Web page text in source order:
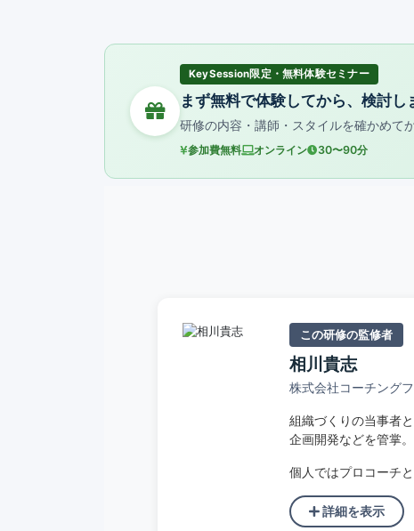
KeySession限定・無料体験セミナー
まず無料で体験してから、検討し
研修の内容・講師・スタイルを確かめて
参加費無料 オンライン 30〜90分
この研修の監修者
相川貴志
株式会社コーチング
組織づくりの当事者
企画開発などを管掌
個人ではプロコーチ
詳細を表示